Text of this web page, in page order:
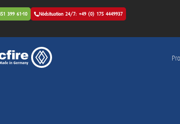
399 61-10 Nödsituation 24/7: +49 (0) 175 4449937